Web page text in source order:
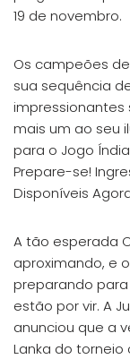
19 de novembro.
Os campeões
sua sequência
mais um ao seu
para o Jogo
Prepare-se!
Disponíveis
A tão esperada
aproximando, e
preparando
estão por vir. A
anunciou que a
Lanka do